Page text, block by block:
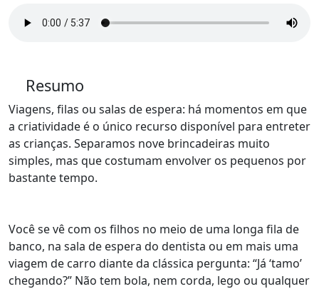
Resumo
Viagens, filas ou salas de espera: há momentos em que
a criatividade é o único recurso disponível para entreter
as crianças. Separamos nove brincadeiras muito
simples, mas que costumam envolver os pequenos por
bastante tempo.
Você se vê com os filhos no meio de uma longa fila de
banco, na sala de espera do dentista ou em mais uma
viagem de carro diante da clássica pergunta: “Já ‘tamo’
chegando?” Não tem bola, nem corda, lego ou qualquer